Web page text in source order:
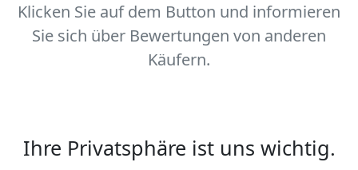
Klicken Sie auf dem Button und informieren
Sie sich über Bewertungen von anderen
Käufern.
Ihre Privatsphäre ist uns wichtig.